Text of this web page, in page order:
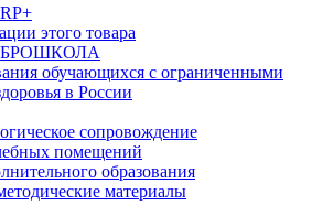
этого товара
обучающихся с ограниченными
в России
сопровождение
помещений
образования
материалы